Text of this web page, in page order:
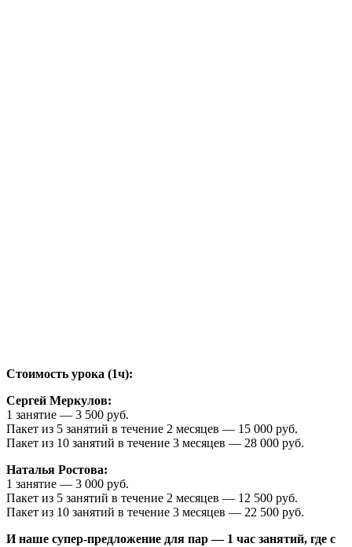
Стоимость урока (1ч):
Сергей Меркулов:
1 занятие — 3 500 руб.
Пакет из 5 занятий в течение 2 месяцев — 15 000 руб.
Пакет из 10 занятий в течение 3 месяцев — 28 000 руб.
Наталья Ростова:
1 занятие — 3 000 руб.
Пакет из 5 занятий в течение 2 месяцев — 12 500 руб.
Пакет из 10 занятий в течение 3 месяцев — 22 500 руб.
И наше супер-предложение для пар — 1 час занятий, где с